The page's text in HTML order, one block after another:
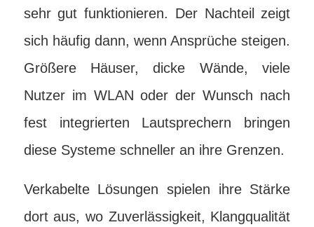
sehr gut funktionieren. Der Nachteil zeigt
sich häufig dann, wenn Ansprüche steigen.
Größere Häuser, dicke Wände, viele
Nutzer im WLAN oder der Wunsch nach
fest integrierten Lautsprechern bringen
diese Systeme schneller an ihre Grenzen.
Verkabelte Lösungen spielen ihre Stärke
dort aus, wo Zuverlässigkeit, Klangqualität